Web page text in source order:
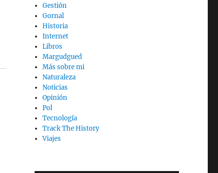
Gestión
Gornal
Historia
Internet
Libros
Margudgued
Más sobre mi
Naturaleza
Noticias
Opinión
Pol
Tecnología
Track The History
Viajes